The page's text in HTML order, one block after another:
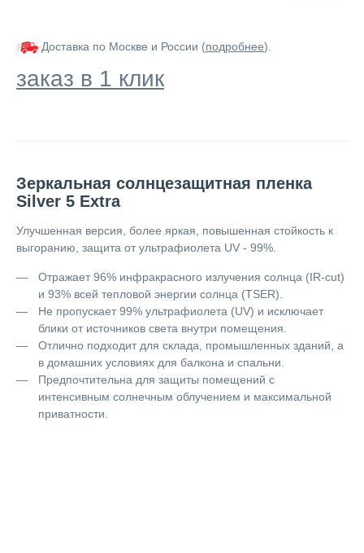
Доставка по Москве и России (подробнее).
заказ в 1 клик
Зеркальная солнцезащитная пленка
Silver 5 Extra
Улучшенная версия, более яркая, повышенная стойкость к
выгоранию, защита от ультрафиолета UV - 99%.
Отражает 96% инфракрасного излучения солнца (IR-cut)
и 93% всей тепловой энергии солнца (TSER).
Не пропускает 99% ультрафиолета (UV) и исключает
блики от источников света внутри помещения.
Отлично подходит для склада, промышленных зданий, а
в домашних условиях для балкона и спальни.
Предпочтительна для защиты помещений с
интенсивным солнечным облучением и максимальной
приватности.